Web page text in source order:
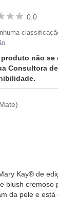
0.0
produto não
Consultora
Kay® de
blush cremoso
da pele e